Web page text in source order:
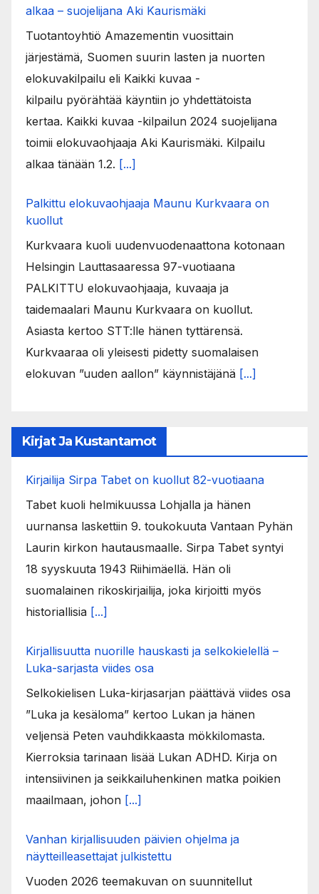
alkaa – suojelijana Aki Kaurismäki
Tuotantoyhtiö Amazementin vuosittain
järjestämä, Suomen suurin lasten ja nuorten
elokuvakilpailu eli Kaikki kuvaa -
kilpailu pyörähtää käyntiin jo yhdettätoista
kertaa. Kaikki kuvaa -kilpailun 2024 suojelijana
toimii elokuvaohjaaja Aki Kaurismäki. Kilpailu
alkaa tänään 1.2. [...]
Palkittu elokuvaohjaaja Maunu Kurkvaara on
kuollut
Kurkvaara kuoli uudenvuodenaattona kotonaan
Helsingin Lauttasaaressa 97-vuotiaana
PALKITTU elokuvaohjaaja, kuvaaja ja
taidemaalari Maunu Kurkvaara on kuollut.
Asiasta kertoo STT:lle hänen tyttärensä.
Kurkvaaraa oli yleisesti pidetty suomalaisen
elokuvan ”uuden aallon” käynnistäjänä [...]
Kirjat Ja Kustantamot
Kirjailija Sirpa Tabet on kuollut 82-vuotiaana
Tabet kuoli helmikuussa Lohjalla ja hänen
uurnansa laskettiin 9. toukokuuta Vantaan Pyhän
Laurin kirkon hautausmaalle. Sirpa Tabet syntyi
18 syyskuuta 1943 Riihimäellä. Hän oli
suomalainen rikoskirjailija, joka kirjoitti myös
historiallisia [...]
Kirjallisuutta nuorille hauskasti ja selkokielellä –
Luka-sarjasta viides osa
Selkokielisen Luka-kirjasarjan päättävä viides osa
”Luka ja kesäloma” kertoo Lukan ja hänen
veljensä Peten vauhdikkaasta mökkilomasta.
Kierroksia tarinaan lisää Lukan ADHD. Kirja on
intensiivinen ja seikkailuhenkinen matka poikien
maailmaan, johon [...]
Vanhan kirjallisuuden päivien ohjelma ja
näytteilleasettajat julkistettu
Vuoden 2026 teemakuvan on suunnitellut